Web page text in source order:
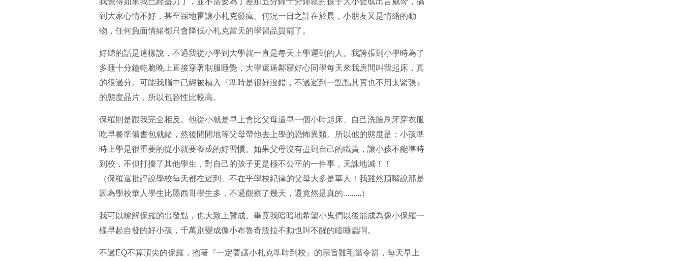
到大家心情不好，甚至踩地雷讓小札克發瘋。何況一日之計在於晨，小朋友又是情緒的動
物，任何負面情緒都只會降低小札克當天的學習品質罷了。
好聽的話是這樣說，不過我從小學到大學就一直是每天上學遲到的人。我誇張到小學時為了
多睡十分鐘乾脆晚上直接穿著制服睡覺，大學還逼鄰寢好心同學每天來我房間叫我起床，真
的很過分。可能我腦中已經被植入『準時是很好沒錯，不過遲到一點點其實也不用太緊張』
的態度晶片，所以包容性比較高。
保羅則是跟我完全相反。他從小就是早上會比父母還早一個小時起床、自己洗臉刷牙穿衣服
吃早餐準備書包就緒，然後閒閒地等父母帶他去上學的恐怖異類。所以他的態度是：小孩準
時上學是很重要的從小就要養成的好習慣。如果父母沒有盡到自己的職責，讓小孩不能準時
到校，不但打擾了其他學生，對自己的孩子更是極不公平的一件事，天誅地滅！！
（保羅還批評說學校每天都在遲到、不在乎學校紀律的父母大多是華人！我雖然頂嘴說那是
因為學校華人學生比墨西哥學生多，不過觀察了幾天，還竟然是真的.........）
我可以瞭解保羅的出發點，也大致上贊成。畢竟我暗暗地希望小鬼們以後能成為像小保羅一
樣早起自發的好小孩，千萬別變成像小布魯奇般拉不動也叫不醒的瞌睡蟲啊。
不過EQ不算頂尖的保羅，抱著『一定要讓小札克準時到校』的宗旨雞毛當令箭，每天早上